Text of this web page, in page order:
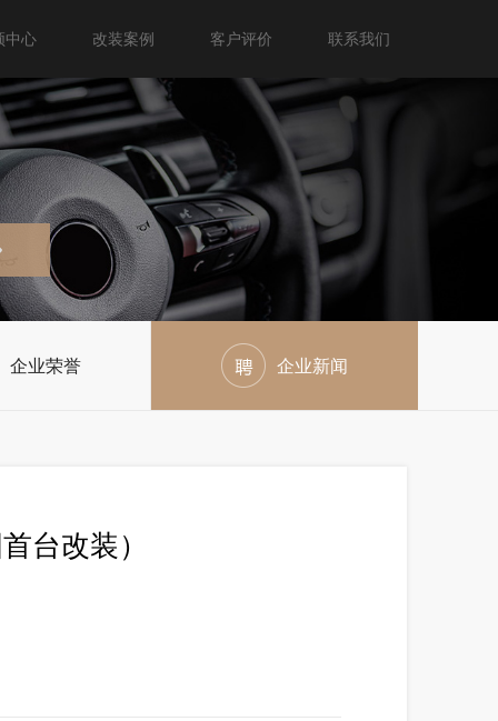
中心 改装案例 客户评价 联系我们
企业荣誉 企业新闻
台改装）